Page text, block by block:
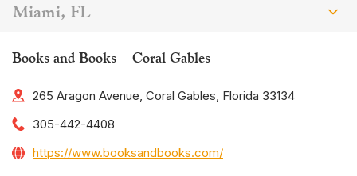
Miami, FL
Books and Books – Coral Gables
265 Aragon Avenue, Coral Gables, Florida 33134
305-442-4408
https://www.booksandbooks.com/